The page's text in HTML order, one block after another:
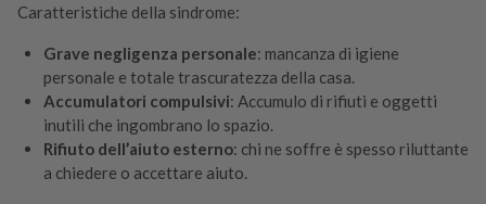
Caratteristiche della sindrome:
Grave negligenza personale: mancanza di igiene
personale e totale trascuratezza della casa.
Accumulatori compulsivi: Accumulo di rifiuti e oggetti
inutili che ingombrano lo spazio.
Rifiuto dell’aiuto esterno: chi ne soffre è spesso riluttante
a chiedere o accettare aiuto.